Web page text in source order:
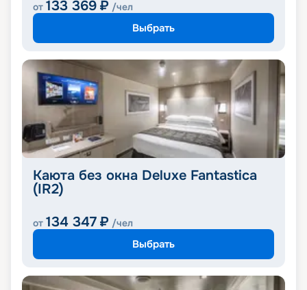
от 133 369 ₽ /чел
Выбрать
Каюта без окна Deluxe Fantastica
(IR2)
от 134 347 ₽ /чел
Выбрать